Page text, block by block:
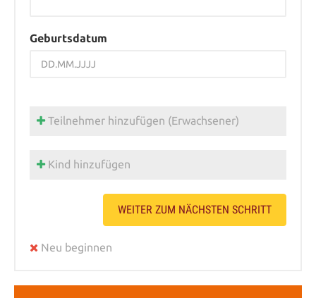
Geburtsdatum
Teilnehmer hinzufügen (Erwachsener)
Kind hinzufügen
WEITER ZUM NÄCHSTEN SCHRITT
Neu beginnen